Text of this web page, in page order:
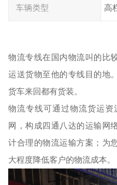
车辆类型 高
物流专线在国内物流叫的比
运送货物至他的专线目的地
货车来回都有货装。
物流专线可通过物流货运
网，构成四通八达的运输网
计合理的物流运输方案；为
大程度降低客户的物流成本。